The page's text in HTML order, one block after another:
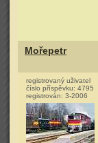
Mořepetr
registrovaný uživatel
číslo příspěvku: 4795
registrován: 3-2006